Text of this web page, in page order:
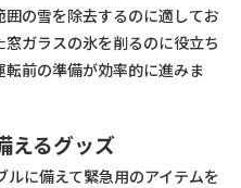
の雪を除去するのに適してお
ガラスの氷を削るのに役立ち
前の準備が効率的に進みま
えるグッズ
に備えて緊急用のアイテムを